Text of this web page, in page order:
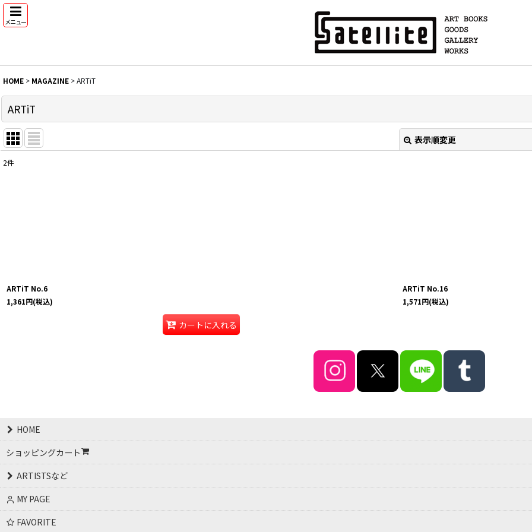
メニュー
HOME > MAGAZINE >ARTiT
ARTiT
表示順変更
2件
ARTiT No.6
1,361円(税込)
カートに入れる
ARTiT No.16
1,571円(税込)
HOME
ショッピングカート
ARTISTSなど
MY PAGE
FAVORITE